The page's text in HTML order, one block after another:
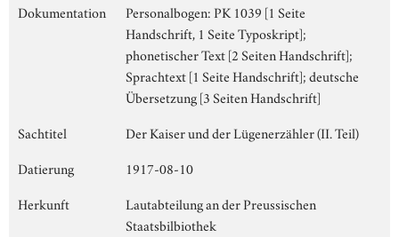
Dokumentation
Personalbogen: PK 1039 [1 Seite
Handschrift, 1 Seite Typoskript];
phonetischer Text [2 Seiten Handschrift];
Sprachtext [1 Seite Handschrift]; deutsche
Übersetzung [3 Seiten Handschrift]
Sachtitel
Der Kaiser und der Lügenerzähler (II. Teil)
Datierung
1917-08-10
Herkunft
Lautabteilung an der Preussischen
Staatsbilbiothek